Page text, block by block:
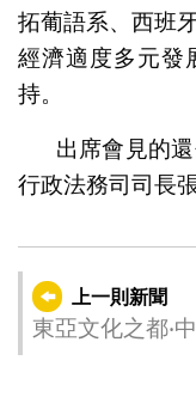
拓葡語系、西班
經濟適度多元發
持。
出席會見的
行政法務司司長
上一則新聞
東亞文化之都‧中